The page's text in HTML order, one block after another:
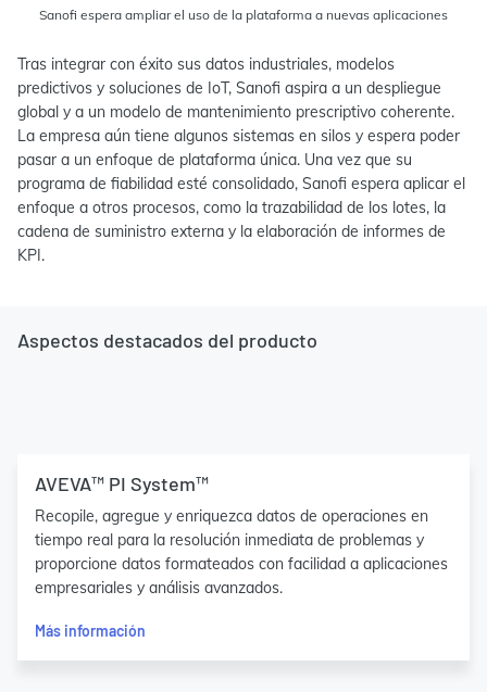
Sanofi espera ampliar el uso de la plataforma a nuevas aplicaciones
Tras integrar con éxito sus datos industriales, modelos
predictivos y soluciones de IoT, Sanofi aspira a un despliegue
global y a un modelo de mantenimiento prescriptivo coherente.
La empresa aún tiene algunos sistemas en silos y espera poder
pasar a un enfoque de plataforma única. Una vez que su
programa de fiabilidad esté consolidado, Sanofi espera aplicar el
enfoque a otros procesos, como la trazabilidad de los lotes, la
cadena de suministro externa y la elaboración de informes de
KPI.
Aspectos destacados del producto
AVEVA™ PI System™
Recopile, agregue y enriquezca datos de operaciones en
tiempo real para la resolución inmediata de problemas y
proporcione datos formateados con facilidad a aplicaciones
empresariales y análisis avanzados.
Más información